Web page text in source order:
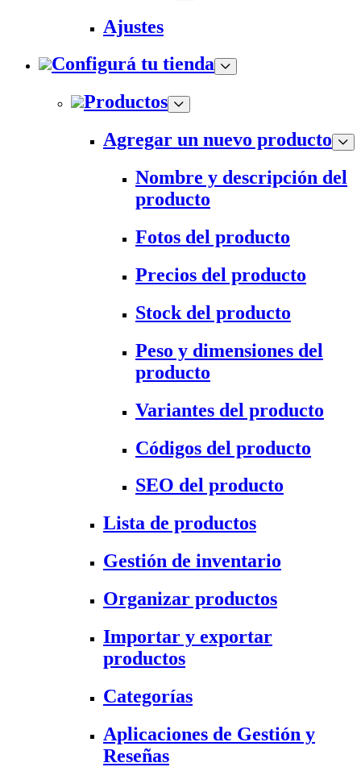
Ajustes
Configurá tu tienda
Productos
Agregar un nuevo producto
Nombre y descripción del
producto
Fotos del producto
Precios del producto
Stock del producto
Peso y dimensiones del
producto
Variantes del producto
Códigos del producto
SEO del producto
Lista de productos
Gestión de inventario
Organizar productos
Importar y exportar
productos
Categorías
Aplicaciones de Gestión y
Reseñas